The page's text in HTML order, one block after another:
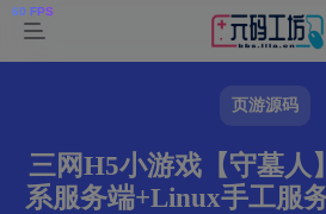
页游源码
三网H5小游戏【守墓人
系服务端+Linux手工服